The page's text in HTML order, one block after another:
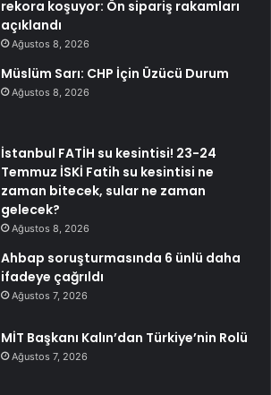
rekora koşuyor: Ön sipariş rakamları
açıklandı
Ağustos 8, 2026
Müslüm Sarı: CHP İçin Üzücü Durum
Ağustos 8, 2026
İstanbul FATİH su kesintisi! 23-24
Temmuz İSKİ Fatih su kesintisi ne
zaman bitecek, sular ne zaman
gelecek?
Ağustos 8, 2026
Ahbap soruşturmasında 6 ünlü daha
ifadeye çağrıldı
Ağustos 7, 2026
MİT Başkanı Kalın’dan Türkiye’nin Rolü
Ağustos 7, 2026